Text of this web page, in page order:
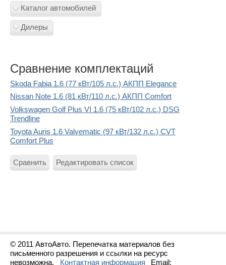
Каталог автомобилей
Дилеры
Сравнение комплектаций
Skoda Fabia 1.6 (77 кВт/105 л.с.) АКПП Elegance
Nissan Note 1.6 (81 кВт/110 л.с.) АКПП Comfort
Volkswagen Golf Plus VI 1.6 (75 кВт/102 л.с.) DSG
Trendline
Toyota Auris 1.6 Valvematic (97 кВт/132 л.с.) CVT
Comfort Plus
Сравнить Редактировать список
© 2011 АвтоАвто. Перепечатка материалов без
письменного разрешения и ссылки на ресурс
невозможна.
Контактная информация Email: